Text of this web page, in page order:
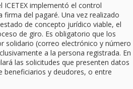
implementó el control
del pagaré. Una vez realizado
de concepto jurídico viable, el
de giro. Es obligatorio que los
solidario (correo electrónico y número
a la persona registrada. En
las solicitudes que presenten datos
beneficiarios y deudores, o entre